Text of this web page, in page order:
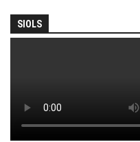
SIOLS